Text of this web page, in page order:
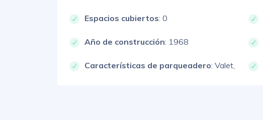
Espacios cubiertos: 0
Año de construcción: 1968
Características de parqueadero: Valet,